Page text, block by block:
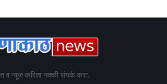
व न्यूज करिता नक्की संपर्क करा.